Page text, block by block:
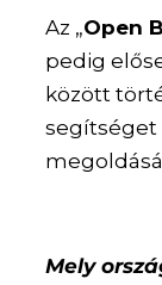
Az „Open
pedig
között
segítséget
Mely